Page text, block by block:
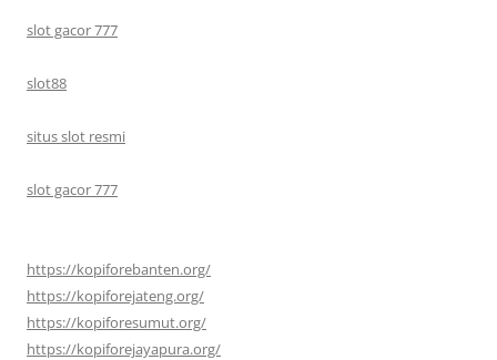
slot gacor 777
slot88
situs slot resmi
slot gacor 777
https://kopiforebanten.org/
https://kopiforejateng.org/
https://kopiforesumut.org/
https://kopiforejayapura.org/